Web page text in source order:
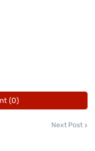
සමඟ
ගැනීමට
යෝජනා අනුව,
ගණන්
පද්ධතියක් රටේ
(0)
Next Post